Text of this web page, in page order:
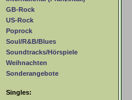
GB-Rock
US-Rock
Poprock
Soul/R&B/Blues
Soundtracks/Hörspiele
Weihnachten
Sonderangebote
Singles: